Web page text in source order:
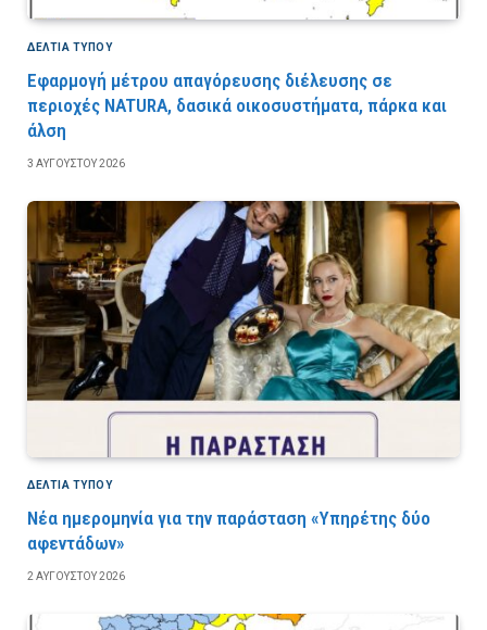
ΔΕΛΤΙΑ ΤΥΠΟΥ
Εφαρμογή μέτρου απαγόρευσης διέλευσης σε
περιοχές NATURA, δασικά οικοσυστήματα, πάρκα και
άλση
3 ΑΥΓΟΎΣΤΟΥ 2026
ΔΕΛΤΙΑ ΤΥΠΟΥ
Νέα ημερομηνία για την παράσταση «Υπηρέτης δύο
αφεντάδων»
2 ΑΥΓΟΎΣΤΟΥ 2026